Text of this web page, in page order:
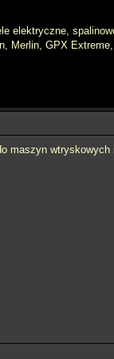
elektryczne,
Merlin, GPX
maszyn